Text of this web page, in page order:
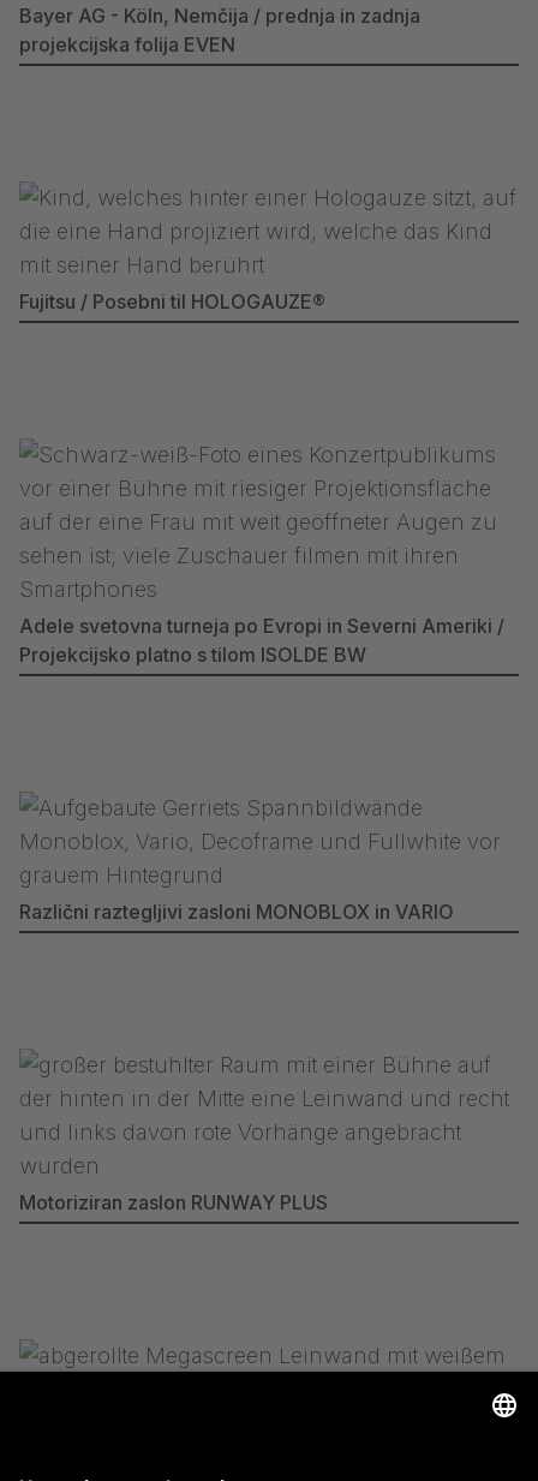
Bayer AG - Köln, Nemčija / prednja in zadnja
projekcijska folija EVEN
Fujitsu / Posebni til HOLOGAUZE®
Adele svetovna turneja po Evropi in Severni Ameriki /
Projekcijsko platno s tilom ISOLDE BW
Različni raztegljivi zasloni MONOBLOX in VARIO
Motoriziran zaslon RUNWAY PLUS